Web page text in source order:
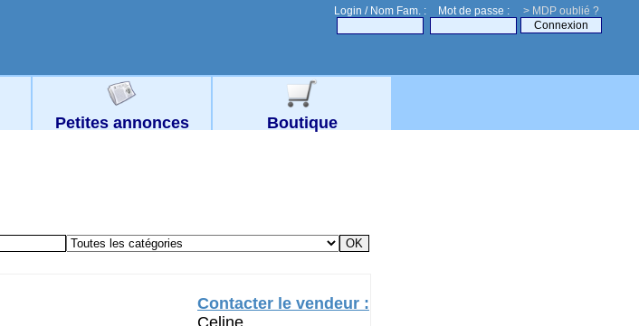
Login / Nom Fam. : Mot de passe : > MDP oublié ?
Petites annonces Boutique
Contacter le vendeur :
Celine